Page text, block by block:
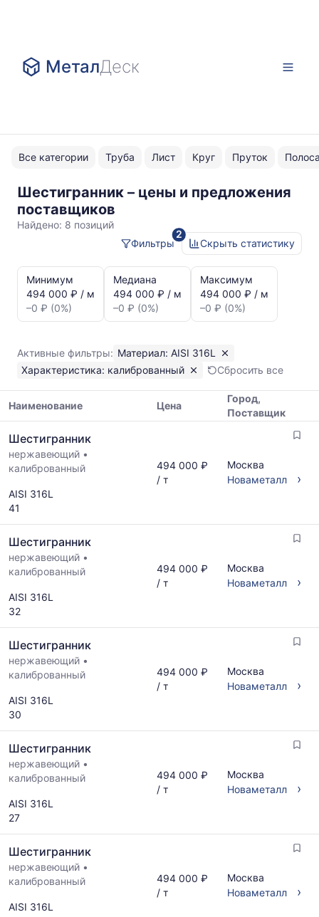
МеталДеск
Все категории Труба Лист Круг Пруток
Шестигранник – цены и предложения
поставщиков
калиброванный
Найдено: 8 позиций
2
Фильтры
Скрыть статистику
динамика
цен:
Шестигранник
AISI
316L
Показаны
минимальная,
медианная
максимальная
цена
по
данным
прайс-
листов
последний
месяц.
Статистика
по
актуальным
предложениям
и
обновляется
по
обновления
прайс-
листов.
Минимум
494 000 ₽ / м
–0 ₽ (0%)
Медиана
494 000 ₽ / м
–0 ₽ (0%)
Максимум
494 000 ₽ / м
–0 ₽ (0%)
Активные фильтры: Материал: AISI 316L
Характеристика: калиброванный
Сбросить все
цен
на
металлопрокат
указанием
ГОСТ,
размеров
поставщиков
по
Наименование Цена
Город,
Поставщик
Шестигранник
нержавеющий •
калиброванный
AISI 316L
41
494 000 ₽
/ т
Москва
Новаметалл
›
Шестигранник
нержавеющий •
калиброванный
AISI 316L
32
494 000 ₽
/ т
Москва
Новаметалл
›
Шестигранник
нержавеющий •
калиброванный
AISI 316L
30
494 000 ₽
/ т
Москва
Новаметалл
›
Шестигранник
нержавеющий •
калиброванный
AISI 316L
27
494 000 ₽
/ т
Москва
Новаметалл
›
Шестигранник
нержавеющий •
калиброванный
AISI 316L
494 000 ₽
/ т
Москва
Новаметалл
›